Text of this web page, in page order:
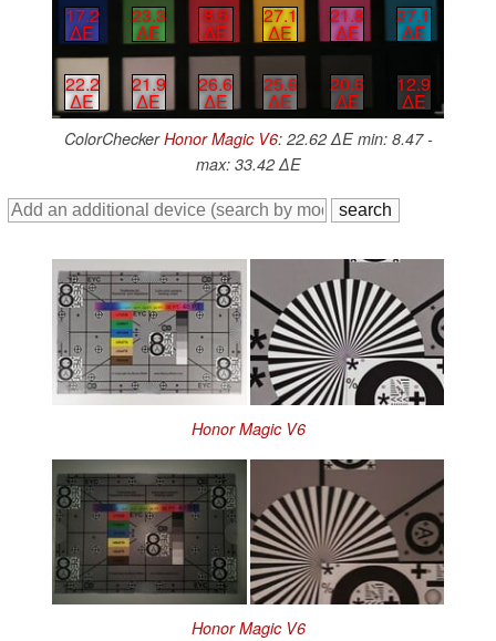
17.2
∆E
23.3
∆E
8.5
∆E
27.1
∆E
21.8
∆E
27.1
∆E
22.2
∆E
21.9
∆E
26.6
∆E
25.6
∆E
20.6
∆E
12.9
∆E
ColorCheckerHonor Magic V6: 22.62 ∆E min: 8.47 -
max: 33.42 ∆E
Honor Magic V6
Honor Magic V6